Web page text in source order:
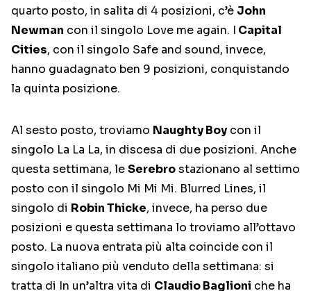
quarto posto, in salita di 4 posizioni, c’è John
Newman con il singolo Love me again. I Capital
Cities, con il singolo Safe and sound, invece,
hanno guadagnato ben 9 posizioni, conquistando
la quinta posizione.
Al sesto posto, troviamo Naughty Boy con il
singolo La La La, in discesa di due posizioni. Anche
questa settimana, leSerebrostazionano al settimo
posto con il singolo Mi Mi Mi. Blurred Lines, il
singolo di Robin Thicke, invece, ha perso due
posizioni e questa settimana lo troviamo all’ottavo
posto. La nuova entrata più alta coincide con il
singolo italiano più venduto della settimana: si
tratta di In un’altra vita di Claudio Baglioni che ha